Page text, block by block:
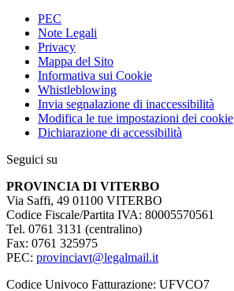
PEC
Note Legali
Privacy
Mappa del Sito
Informativa sui Cookie
Whistleblowing
Invia segnalazione di inaccessibilità
Modifica le tue impostazioni dei cookie
Dichiarazione di accessibilità
Seguici su
PROVINCIA DI VITERBO
Via Saffi, 49 01100 VITERBO
Codice Fiscale/Partita IVA: 80005570561
Tel. 0761 3131 (centralino)
Fax: 0761 325975
PEC: provinciavt@legalmail.it
Codice Univoco Fatturazione: UFVCO7